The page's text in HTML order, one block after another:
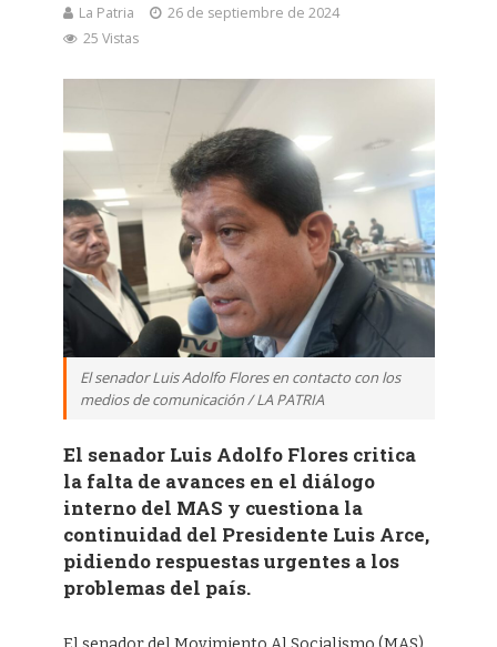
La Patria
26 de septiembre de 2024
25 Vistas
El senador Luis Adolfo Flores en contacto con los
medios de comunicación / LA PATRIA
El senador Luis Adolfo Flores critica
la falta de avances en el diálogo
interno del MAS y cuestiona la
continuidad del Presidente Luis Arce,
pidiendo respuestas urgentes a los
problemas del país.